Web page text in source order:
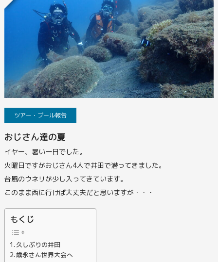
ツアー・プール報告
おじさん達の夏
イヤー、暑い一日でした。
火曜日ですがおじさん4人で井田で潜ってきました。
台風のウネリが少し入ってきています。
このまま西に行けば大丈夫だと思いますが・・・
もくじ
久しぶりの井田
歳永さん世界大会へ